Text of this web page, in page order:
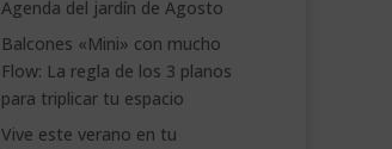
Agenda del jardín de Agosto
Balcones «Mini» con mucho
Flow: La regla de los 3 planos
para triplicar tu espacio
Vive este verano en tu